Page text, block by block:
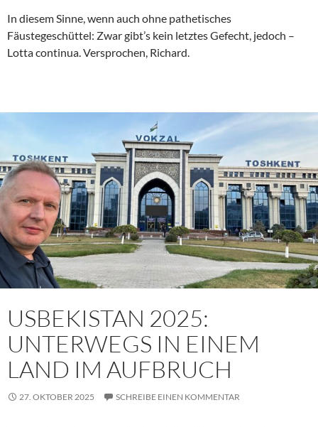
In diesem Sinne, wenn auch ohne pathetisches
Fäustegeschüttel: Zwar gibt’s kein letztes Gefecht, jedoch –
Lotta continua. Versprochen, Richard.
USBEKISTAN 2025:
UNTERWEGS IN EINEM
LAND IM AUFBRUCH
27. OKTOBER 2025 SCHREIBE EINEN KOMMENTAR